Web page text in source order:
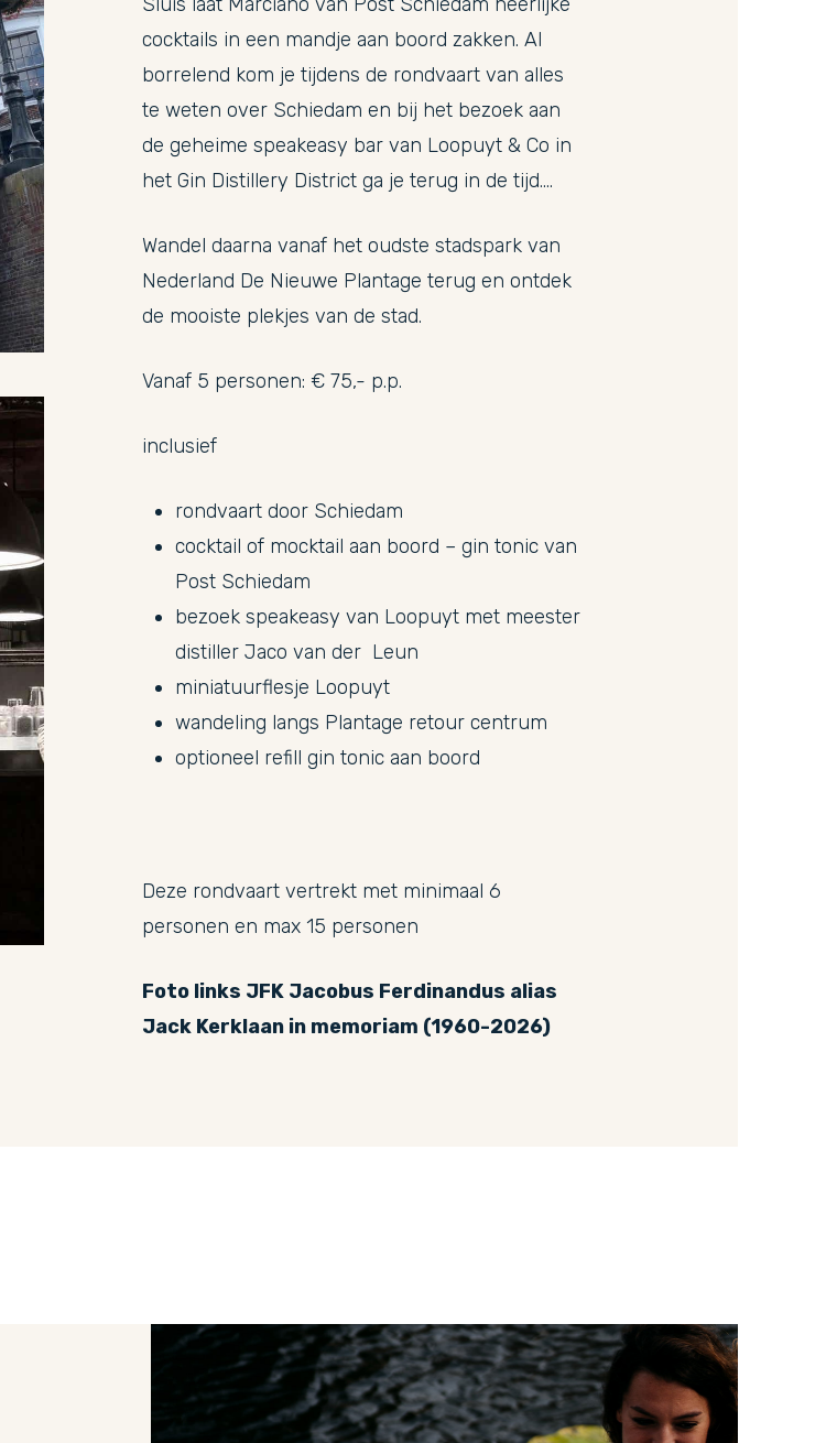
cocktails in een mandje aan boord zakken. Al
borrelend kom je tijdens de rondvaart van alles
te weten over Schiedam en bij het bezoek aan
de geheime speakeasy bar van Loopuyt & Co in
het Gin Distillery District ga je terug in de tijd….
Wandel daarna vanaf het oudste stadspark van
Nederland De Nieuwe Plantage terug en ontdek
de mooiste plekjes van de stad.
Vanaf 5 personen: € 75,- p.p.
inclusief
rondvaart door Schiedam
cocktail of mocktail aan boord – gin tonic van
Post Schiedam
bezoek speakeasy van Loopuyt met meester
distiller Jaco van der Leun
miniatuurflesje Loopuyt
wandeling langs Plantage retour centrum
optioneel refill gin tonic aan boord
Deze rondvaart vertrekt met minimaal 6
personen en max 15 personen
Foto links JFK Jacobus Ferdinandus alias
Jack Kerklaan in memoriam (1960-2026)